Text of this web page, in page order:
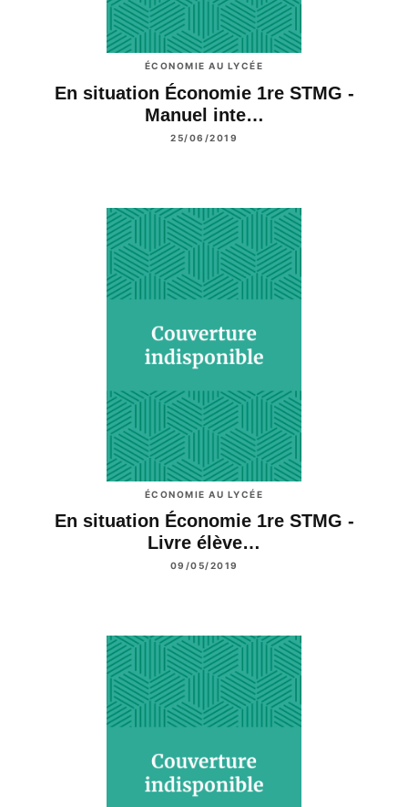
ÉCONOMIE AU LYCÉE
En situation Économie 1re STMG -
Manuel inte…
25/06/2019
ÉCONOMIE AU LYCÉE
En situation Économie 1re STMG -
Livre élève…
09/05/2019